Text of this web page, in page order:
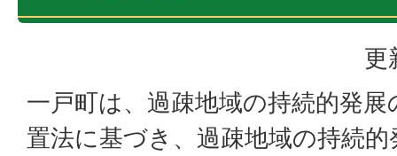
更
一戸町は、過疎地域の持続的発
置法に基づき、過疎地域の持続